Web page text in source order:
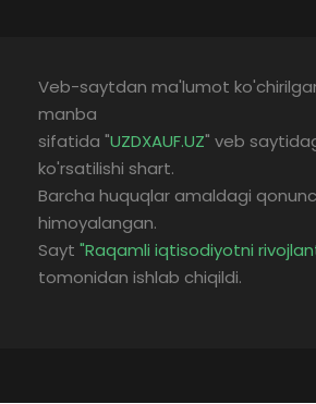
Veb-saytdan ma'lumot
manba
sifatida "UZDXAUF.UZ" veb
ko'rsatilishi shart.
Barcha huquqlar amaldagi
himoyalangan.
Sayt "Raqamli iqtisodiyotni
tomonidan ishlab chiqildi.